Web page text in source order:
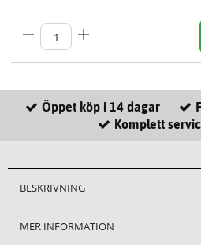
Öppet köp i 14 dagar
Komplett
BESKRIVNING
MER INFORMATION